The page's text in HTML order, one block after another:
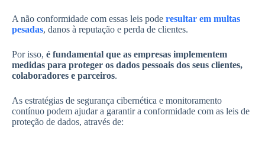
A não conformidade com essas leis pode resultar em multas
pesadas, danos à reputação e perda de clientes.
Por isso, é fundamental que as empresas implementem
medidas para proteger os dados pessoais dos seus clientes,
colaboradores e parceiros.
As estratégias de segurança cibernética e monitoramento
contínuo podem ajudar a garantir a conformidade com as leis de
proteção de dados, através de: